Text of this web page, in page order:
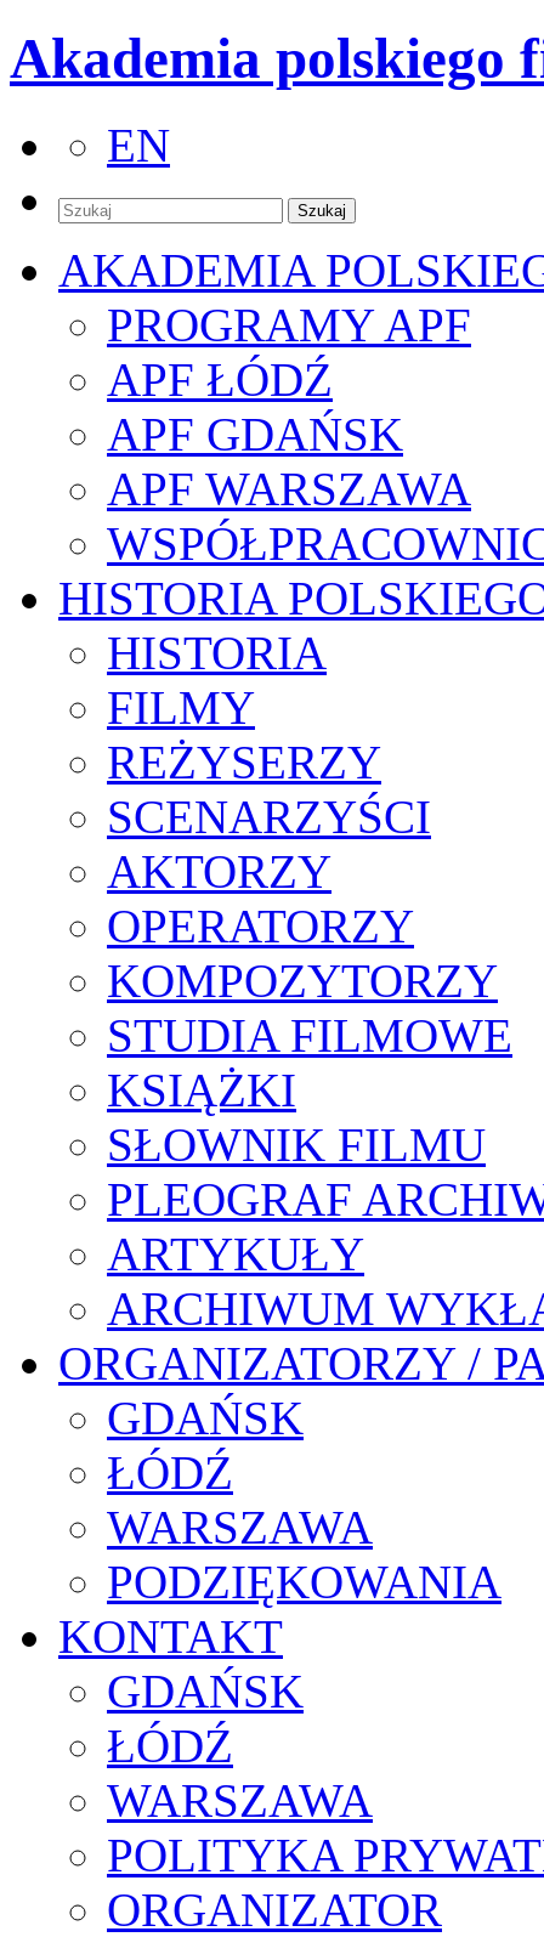
Akademia polskiego
EN
AKADEMIA
PROGRAMY APF
APF ŁÓDŹ
APF GDAŃSK
APF WARSZAWA
HISTORIA
HISTORIA
FILMY
REŻYSERZY
SCENARZYŚCI
AKTORZY
OPERATORZY
KOMPOZYTORZY
STUDIA FILMOWE
KSIĄŻKI
SŁOWNIK FILMU
PLEOGRAF
ARTYKUŁY
ARCHIWUM
ORGANIZATORZY /
GDAŃSK
ŁÓDŹ
WARSZAWA
PODZIĘKOWANIA
KONTAKT
GDAŃSK
ŁÓDŹ
WARSZAWA
POLITYKA
ORGANIZATOR